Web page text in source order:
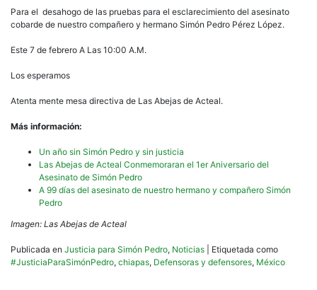
Para el desahogo de las pruebas para el esclarecimiento del asesinato
cobarde de nuestro compañero y hermano Simón Pedro Pérez López.
Este 7 de febrero A Las 10:00 A.M.
Los esperamos
Atenta mente mesa directiva de Las Abejas de Acteal.
Más información:
Un año sin Simón Pedro y sin justicia
Las Abejas de Acteal Conmemoraran el 1er Aniversario del
Asesinato de Simón Pedro
A 99 días del asesinato de nuestro hermano y compañero Simón
Pedro
Imagen: Las Abejas de Acteal
Publicada en Justicia para Simón Pedro, Noticias
Etiquetada como
#JusticiaParaSimónPedro, chiapas, Defensoras y defensores, México